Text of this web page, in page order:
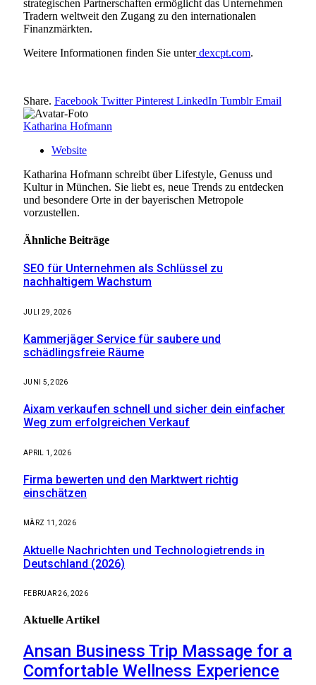
strategischen Partnerschaften ermöglicht das Unternehmen
Tradern weltweit den Zugang zu den internationalen
Finanzmärkten.
Weitere Informationen finden Sie unter dexcpt.com.
Share. Facebook Twitter Pinterest LinkedIn Tumblr Email
Katharina Hofmann
Website
Katharina Hofmann schreibt über Lifestyle, Genuss und
Kultur in München. Sie liebt es, neue Trends zu entdecken
und besondere Orte in der bayerischen Metropole
vorzustellen.
Ähnliche Beiträge
SEO für Unternehmen als Schlüssel zu
nachhaltigem Wachstum
JULI 29, 2026
Kammerjäger Service für saubere und
schädlingsfreie Räume
JUNI 5, 2026
Aixam verkaufen schnell und sicher dein einfacher
Weg zum erfolgreichen Verkauf
APRIL 1, 2026
Firma bewerten und den Marktwert richtig
einschätzen
MÄRZ 11, 2026
Aktuelle Nachrichten und Technologietrends in
Deutschland (2026)
FEBRUAR 26, 2026
Aktuelle Artikel
Ansan Business Trip Massage for a
Comfortable Wellness Experience